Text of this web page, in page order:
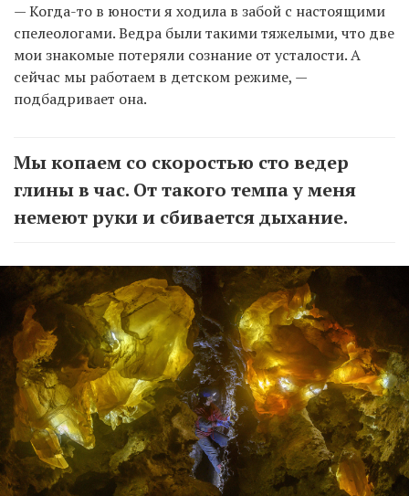
— Когда-то в юности я ходила в забой с настоящими
спелеологами. Ведра были такими тяжелыми, что две
мои знакомые потеряли сознание от усталости. А
сейчас мы работаем в детском режиме, —
подбадривает она.
Мы копаем со скоростью сто ведер
глины в час. От такого темпа у меня
немеют руки и сбивается дыхание.